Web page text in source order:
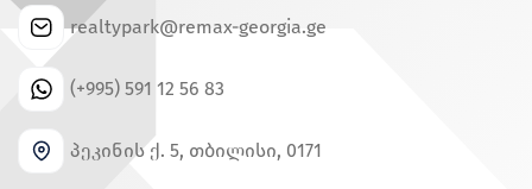
realtypark@remax-georgia.ge
(+995) 591 12 56 83
პეკინის ქ. 5, თბილისი, 0171